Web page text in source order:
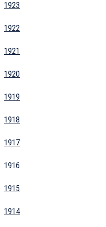
1923
1922
1921
1920
1919
1918
1917
1916
1915
1914